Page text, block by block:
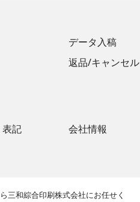
データ入稿
返品/キャンセル
記
会社情報
三和綜合印刷株式会社にお任せく